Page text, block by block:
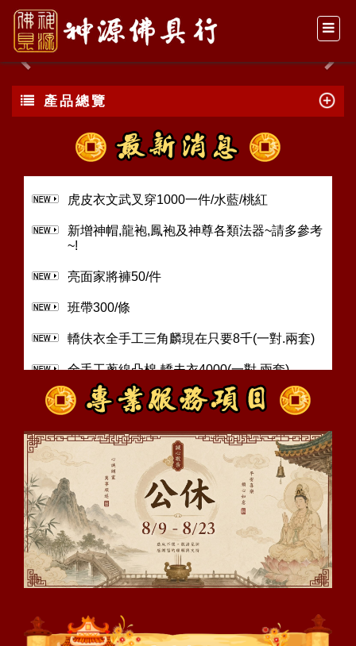
Previous
產品總覽
虎皮衣文武叉穿1000一件/水藍/桃紅
新增神帽,龍袍,鳳袍及神尊各類法器~請多參考
~!
亮面家將褲50/件
班帶300/條
轎伕衣全手工三角麟現在只要8千(一對.兩套)
全手工蔥線凸棉-轎夫衣4000(一對.兩套)
緹花布轎夫衣2500(一對.兩套)
小神將配件.出清價小神將帽出清價800元 小神
將底座出清價900元.售完為止!
小短牙買十送十 官將獠牙螢光的買五送五
武轎手工蠟燭十對500-三對200-一對100
轎夫-童子頭 /個/1000
劍印童子頭.活眼 /個/1000
您所需要的送到您手上. <訂製品請先聯絡> 電
話下單也可以~!